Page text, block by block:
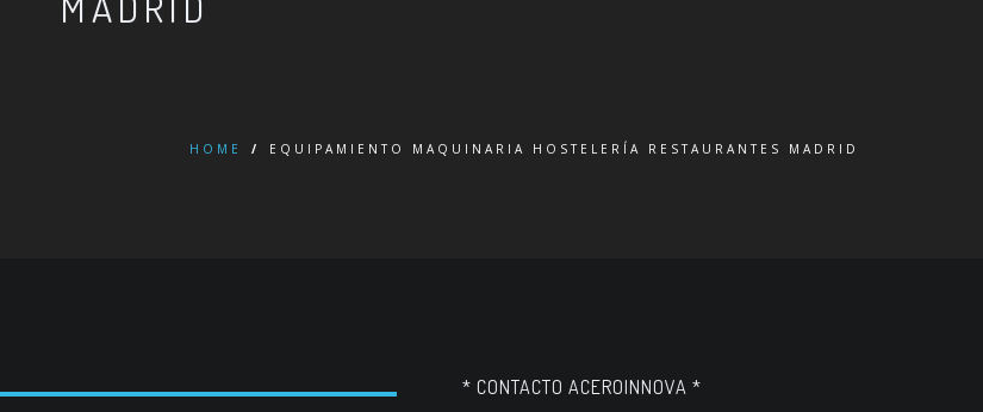
HOME / EQUIPAMIENTO MAQUINARIA HOSTELERÍA RESTAURANTES MADRID
* CONTACTO ACEROINNOVA *